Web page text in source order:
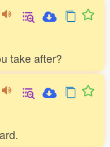
take after?